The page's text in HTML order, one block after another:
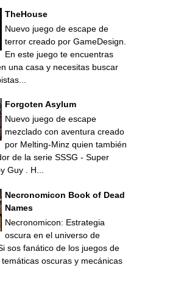
TheHouse
Nuevo juego de escape de
terror creado por GameDesign.
En este juego te encuentras
una casa y necesitas buscar
Forgoten Asylum
Nuevo juego de escape
mezclado con aventura creado
por Melting-Minz quien también
de la serie SSSG - Super
Guy . H...
Necronomicon Book of Dead
Names
Necronomicon: Estrategia
oscura en el universo de
sos fanático de los juegos de
oscuras y mecánicas